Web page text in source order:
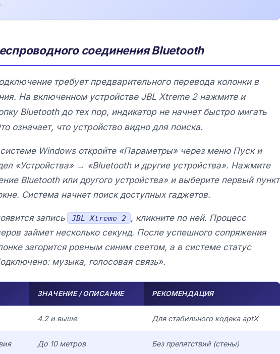
соединения Bluetooth
требует предварительного перевода колонки в
На включенном устройстве JBL Xtreme 2нажмите и
Bluetooth до тех пор, индикатор не начнет быстро мигать
означает, что устройство видно для поиска.
Windows откройте «Параметры» через меню Пуск и
«Устройства» → «Bluetooth и другие устройства». Нажмите
Bluetooth или другого устройства» и выберите первый пункт
Система начнет поиск доступных гаджетов.
запись JBL Xtreme 2
, кликните по ней. Процесс
займет несколько секунд. После успешного сопряжения
загорится ровным синим светом, а в системе статус
музыка, голосовая связь».
ЗНАЧЕНИЕ / ОПИСАНИЕ РЕКОМЕНДАЦИЯ
4.2 и выше Для стабильного кодека aptX
До 10 метров Без препятствий (стены)